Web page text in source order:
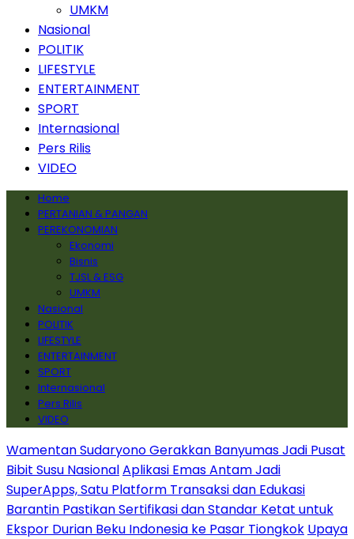
UMKM
Nasional
POLITIK
LIFESTYLE
ENTERTAINMENT
SPORT
Internasional
Pers Rilis
VIDEO
Home
PERTANIAN & PANGAN
PEREKONOMIAN
Ekonomi
Bisnis
TJSL & ESG
UMKM
Nasional
POLITIK
LIFESTYLE
ENTERTAINMENT
SPORT
Internasional
Pers Rilis
VIDEO
Wamentan Sudaryono Gerakkan Banyumas Jadi Pusat
Bibit Susu NasionalAplikasi Emas Antam Jadi
SuperApps, Satu Platform Transaksi dan Edukasi
Barantin Pastikan Sertifikasi dan Standar Ketat untuk
Ekspor Durian Beku Indonesia ke Pasar Tiongkok Upaya